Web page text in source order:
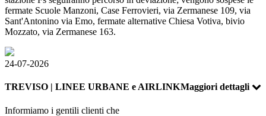
fermate Scuole Manzoni, Case Ferrovieri, via Zermanese 109, via
Sant'Antonino via Emo, fermate alternative Chiesa Votiva, bivio
Mozzato, via Zermanese 163.
24-07-2026
TREVISO | LINEE URBANE e AIRLINKMaggiori dettagli
Informiamo i gentili clienti che